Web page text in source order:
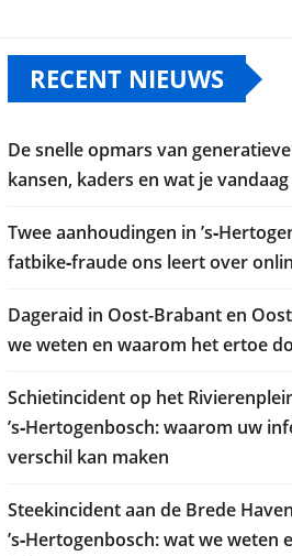
RECENT NIEUWS
De snelle opmars van
kansen, kaders en wat je
Twee aanhoudingen in
fatbike‑fraude ons leert over
Dageraid in Oost-Brabant en
we weten en waarom het ertoe
Schietincident op het
’s‑Hertogenbosch: waarom uw
verschil kan maken
Steekincident aan de Brede
’s‑Hertogenbosch: wat we weten